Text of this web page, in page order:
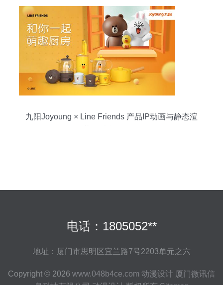
九阳Joyoung × Line Friends 产品IP动画与静态渲
电话：1805052**
地址：厦门市思明区宜兰路7号2203单元之六
Copyright © 2026 www.048b4ce.com 动漫设计 厦门微讯信